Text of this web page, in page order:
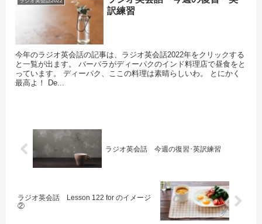
訳練習
今年のラジオ英会話の記事は、ラジオ英会話2022年をクリックする
と一覧が出ます。 バーバラがディーパクのインド料理店で昼食をと
っています。 ディーパク、ここの料理は素晴らしいわ。 とにかく
最高よ！ De...
ラジオ英会話 今週の復習･英訳練習
ラジオ英会話 Lesson 122 for のイメージ
②